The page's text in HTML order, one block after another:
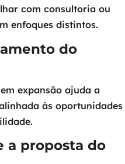
com consultoria ou
enfoques distintos.
do
expansão ajuda a
às oportunidades
a proposta do